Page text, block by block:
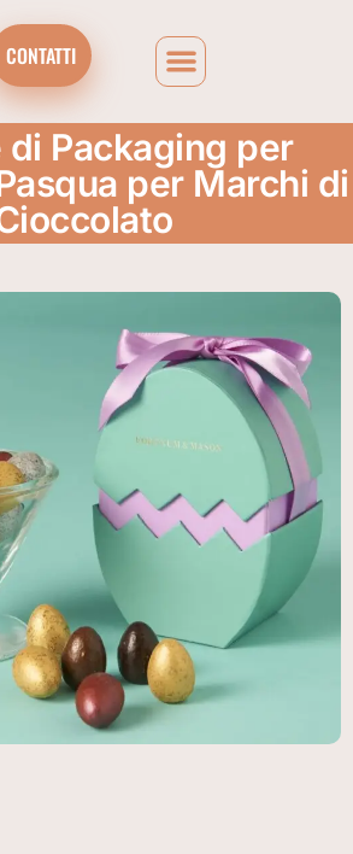
CONTATTI
di Packaging per
per Marchi di